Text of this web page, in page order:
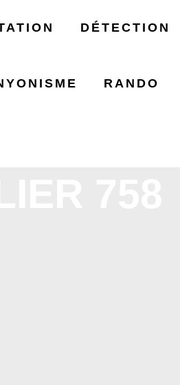
DÉTECTION
RANDO
FERTÉ-